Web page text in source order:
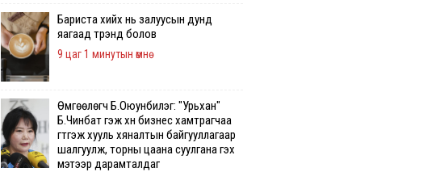
Бариста хийх нь залуусын дунд
яагаад трэнд болов
9 цаг 1 минутын өмнө
Өмгөөлөгч Б.Оюунбилэг: "Урьхан"
Б.Чинбат гэж хүн бизнес хамтрагчаа
гүтгэж хууль хяналтын байгууллагаар
шалгуулж, торны цаана суулгана гэх
мэтээр дарамталдаг